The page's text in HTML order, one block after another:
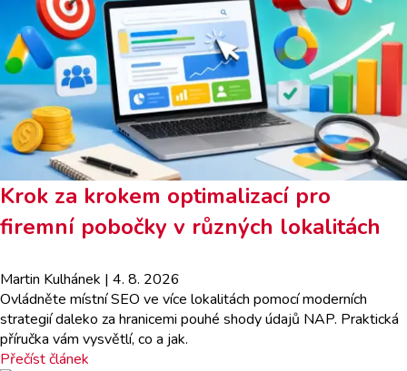
Krok za krokem optimalizací pro
firemní pobočky v různých lokalitách
Martin Kulhánek | 4. 8. 2026
Ovládněte místní SEO ve více lokalitách pomocí moderních
strategií daleko za hranicemi pouhé shody údajů NAP. Praktická
příručka vám vysvětlí, co a jak.
Přečíst článek